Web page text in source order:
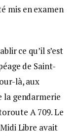
mis en examen
ce qu’il s’est
de Saint-
là, aux
la gendarmerie
A 709. Le
Libre avait